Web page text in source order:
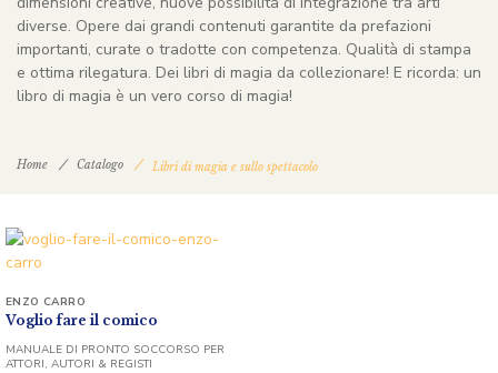
diverse. Opere dai grandi contenuti garantite da prefazioni
importanti, curate o tradotte con competenza. Qualità di stampa
e ottima rilegatura. Dei libri di magia da collezionare! E ricorda: un
libro di magia è un vero corso di magia!
Home Catalogo Libri di magia e sullo spettacolo
Voglio fare il comico
ENZO CARRO
MANUALE DI PRONTO SOCCORSO PER
ATTORI, AUTORI & REGISTI